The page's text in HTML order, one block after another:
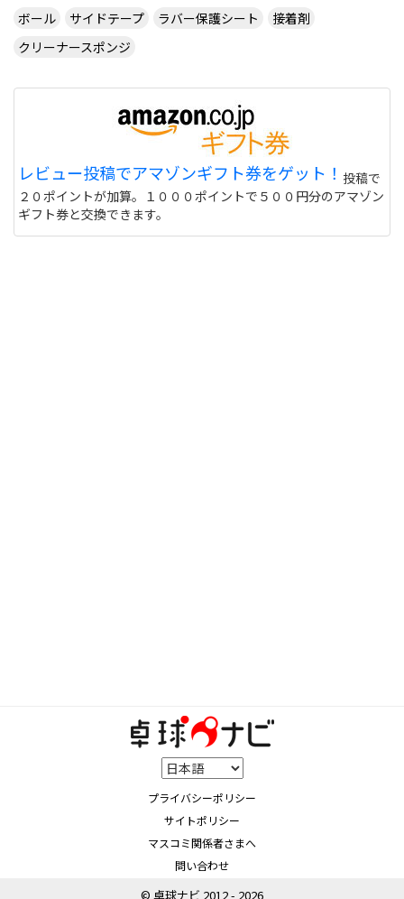
CUSTOM TABLE TENNIS というサイトでラバーを
http://www.customtabletennis.co.uk/ですが この
サイトは日本からでも購入できますか？ また個人
情報は英語で入力する必要があるのでしょうか？
偽物うってるとこもあるので 海外のサイトって注意
しないと危ない 個人輸入とかしてオクで偽物うって
る人もいるけど
サイトを見る
ボール
サイドテープ ラバー保護シート
接着剤
クリーナースポンジ
レビュー投稿でアマゾンギフト券をゲット！ 投稿で
２０ポイントが加算。１０００ポイントで５００円分のアマゾン
ギフト券と交換できます。
プライバシーポリシー
サイトポリシー
マスコミ関係者さまへ
問い合わせ
© 卓球ナビ 2012 - 2026